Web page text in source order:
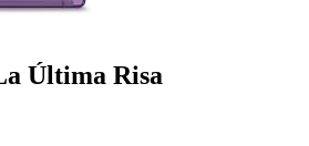
Última Risa